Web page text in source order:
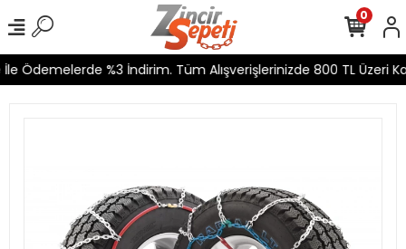
Ödemelerde %3 İndirim. Tüm Alışverişlerinizde 800 TL Üzeri
0